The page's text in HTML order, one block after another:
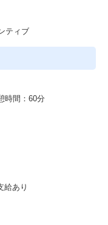
ティブ
時間：60分
給あり